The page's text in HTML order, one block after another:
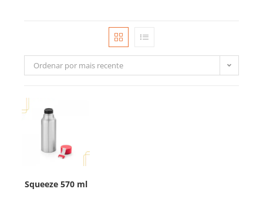
Ordenar por mais recente
Squeeze 570 ml